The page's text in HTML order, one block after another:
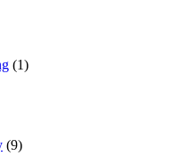
(1)
(9)